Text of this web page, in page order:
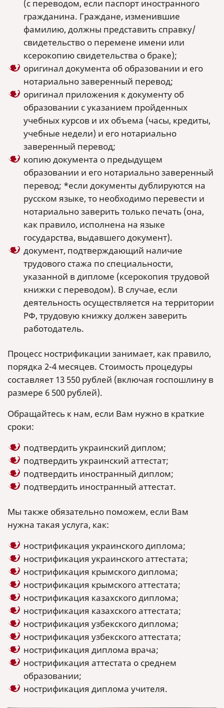
(с переводом, если паспорт иностранного
гражданина. Граждане, изменившие
фамилию, должны представить справку/
свидетельство о перемене имени или
ксерокопию свидетельства о браке);
оригинал документа об образовании и его
нотариально заверенный перевод;
оригинал приложения к документу об
образовании с указанием пройденных
учебных курсов и их объема (часы, кредиты,
учебные недели) и его нотариально
заверенный перевод;
копию документа о предыдущем
образовании и его нотариально заверенный
перевод; *если документы дублируются на
русском языке, то необходимо перевести и
нотариально заверить только печать (она,
как правило, исполнена на языке
государства, выдавшего документ).
документ, подтверждающий наличие
трудового стажа по специальности,
указанной в дипломе (ксерокопия трудовой
книжки с переводом). В случае, если
деятельность осуществляется на территории
РФ, трудовую книжку должен заверить
работодатель.
Процесс нострификации занимает, как правило,
порядка 2-4 месяцев. Стоимость процедуры
составляет 13 550 рублей (включая госпошлину в
размере 6 500 рублей).
Обращайтесь к нам, если Вам нужно в краткие
сроки:
подтвердить украинский диплом;
подтвердить украинский аттестат;
подтвердить иностранный диплом;
подтвердить иностранный аттестат.
Мы также обязательно поможем, если Вам
нужна такая услуга, как:
нострификация украинского диплома;
нострификация украинского аттестата;
нострификация крымского диплома;
нострификация крымского аттестата;
нострификация казахского диплома;
нострификация казахского аттестата;
нострификация узбекского диплома;
нострификация узбекского аттестата;
нострификация диплома врача;
нострификация аттестата о среднем
образовании;
нострификация диплома учителя.